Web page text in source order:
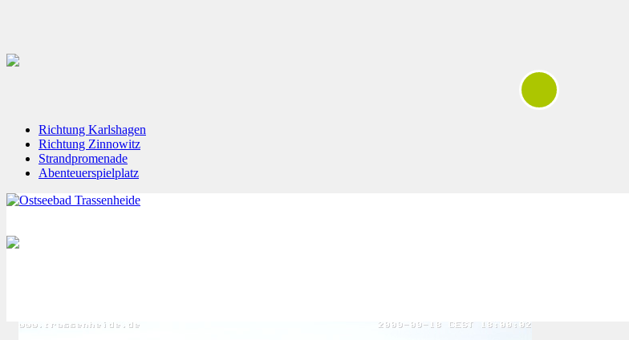
Richtung Karlshagen
Richtung Zinnowitz
Strandpromenade
Abenteuerspielplatz